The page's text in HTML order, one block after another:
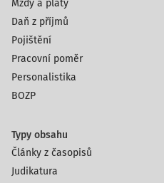
Mzdy a platy
Daň z příjmů
Pojištění
Pracovní poměr
Personalistika
BOZP
Typy obsahu
Články z časopisů
Judikatura